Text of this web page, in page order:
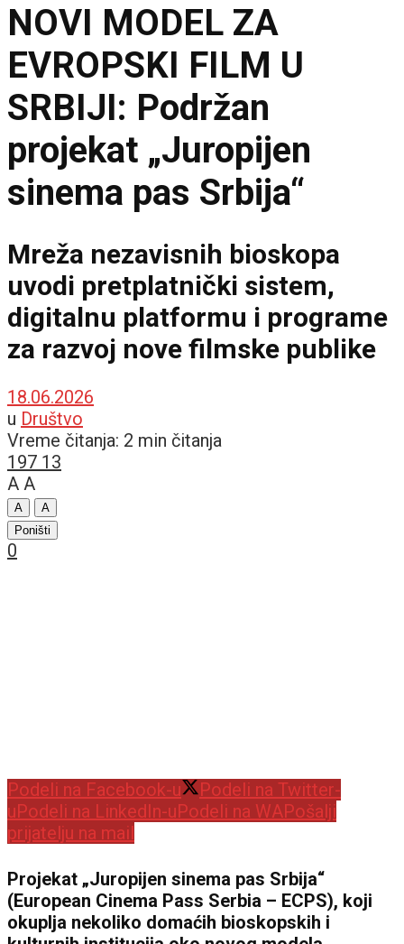
NOVI MODEL ZA
EVROPSKI FILM U
SRBIJI: Podržan
projekat „Juropijen
sinema pas Srbija“
Mreža nezavisnih bioskopa
uvodi pretplatnički sistem,
digitalnu platformu i programe
za razvoj nove filmske publike
18.06.2026
u Društvo
Vreme čitanja: 2 min čitanja
197 13
A A
A
A
Poništi
0
Podeli na Facebook-u
Podeli na Twitter-
u Podeli na LinkedIn-u Podeli na WAPošalji
prijatelju na mail
Projekat „Juropijen sinema pas Srbija“
(European Cinema Pass Serbia – ECPS), koji
okuplja nekoliko domaćih bioskopskih i